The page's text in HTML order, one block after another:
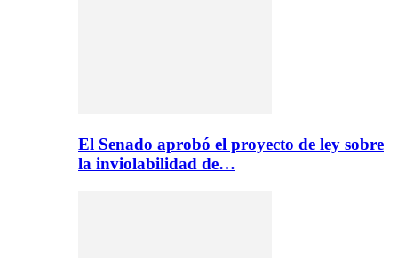
El Senado aprobó el proyecto de ley sobre
la inviolabilidad de…